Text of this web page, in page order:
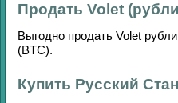
Продать Volet
Выгодно продать Volet рубли
(BTC).
Купить Русский